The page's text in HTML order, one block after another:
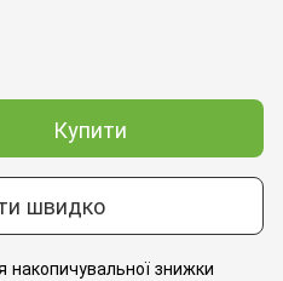
Купити
швидко
накопичувальної знижки